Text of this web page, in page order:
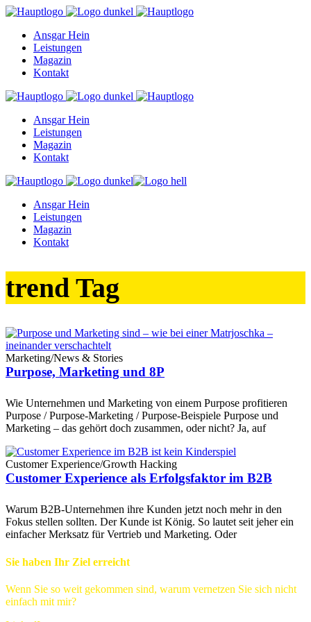
Ansgar Hein
Leistungen
Magazin
Kontakt
Ansgar Hein
Leistungen
Magazin
Kontakt
Ansgar Hein
Leistungen
Magazin
Kontakt
trend Tag
Marketing/News & Stories
Purpose, Marketing und 8P
Wie Unternehmen und Marketing von einem Purpose profitieren
Purpose / Purpose-Marketing / Purpose-Beispiele Purpose und
Marketing – das gehört doch zusammen, oder nicht? Ja, auf
Customer Experience/Growth Hacking
Customer Experience als Erfolgsfaktor im B2B
Warum B2B-Unternehmen ihre Kunden jetzt noch mehr in den
Fokus stellen sollten. Der Kunde ist König. So lautet seit jeher ein
einfacher Merksatz für Vertrieb und Marketing. Oder
Sie haben Ihr Ziel erreicht
Wenn Sie so weit gekommen sind, warum vernetzen Sie sich nicht
einfach mit mir?